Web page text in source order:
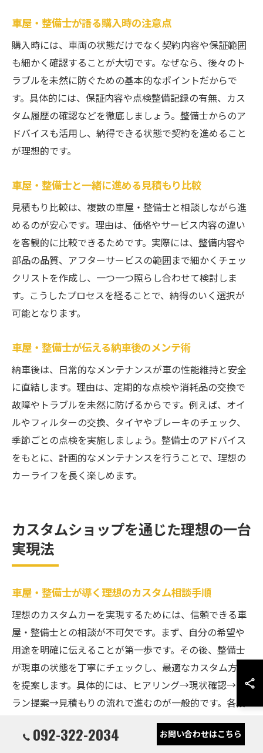
車屋・整備士が語る購入時の注意点
購入時には、車両の状態だけでなく契約内容や保証範囲
も細かく確認することが大切です。なぜなら、後々のト
ラブルを未然に防ぐための基本的なポイントだからで
す。具体的には、保証内容や点検整備記録の有無、カス
タム履歴の確認などを徹底しましょう。整備士からのア
ドバイスも活用し、納得できる状態で契約を進めること
が理想的です。
車屋・整備士と一緒に進める見積もり比較
見積もり比較は、複数の車屋・整備士と相談しながら進
めるのが安心です。理由は、価格やサービス内容の違い
を客観的に比較できるためです。実際には、整備内容や
部品の品質、アフターサービスの範囲まで細かくチェッ
クリストを作成し、一つ一つ照らし合わせて検討しま
す。こうしたプロセスを経ることで、納得のいく選択が
可能となります。
車屋・整備士が伝える納車後のメンテ術
納車後は、日常的なメンテナンスが車の性能維持と安全
に直結します。理由は、定期的な点検や消耗品の交換で
故障やトラブルを未然に防げるからです。例えば、オイ
ルやフィルターの交換、タイヤやブレーキのチェック、
季節ごとの点検を実施しましょう。整備士のアドバイス
をもとに、計画的なメンテナンスを行うことで、理想の
カーライフを長く楽しめます。
カスタムショップを通じた理想の一台
実現法
車屋・整備士が導く理想のカスタム相談手順
理想のカスタムカーを実現するためには、信頼できる車
屋・整備士との相談が不可欠です。まず、自分の希望や
用途を明確に伝えることが第一歩です。その後、整備士
が現車の状態を丁寧にチェックし、最適なカスタム方針
を提案します。具体的には、ヒアリング→現状確認→プ
ラン提案→見積もりの流れで進むのが一般的です。各段
階で要望や不安をしっかり伝えることで、納得のいくカ
スタムへと繋がります。信頼できる整備士によるカスタ
092-322-2034 お問い合わせはこちら